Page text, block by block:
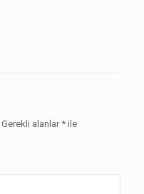
Gerekli alanlar * ile